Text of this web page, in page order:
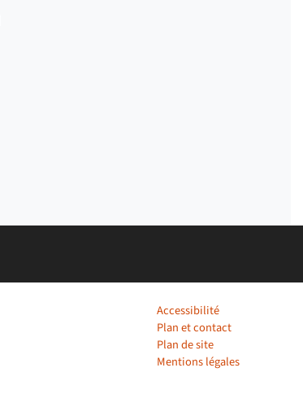
Accessibilité
Plan et contact
Plan de site
Mentions légales